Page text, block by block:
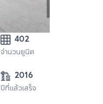
402
จำนวนยูนิต
2016
ปีที่แล้วเสร็จ